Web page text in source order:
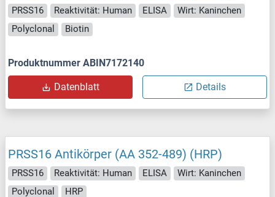
PRSS16 Reaktivität: Human ELISA
Wirt: Kaninchen
Polyclonal
Biotin
Produktnummer ABIN7172140
Datenblatt Details
PRSS16 Antikörper (AA 352-489) (HRP)
PRSS16 Reaktivität: Human ELISA
Wirt: Kaninchen
Polyclonal
HRP